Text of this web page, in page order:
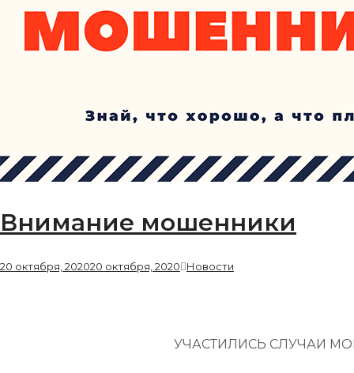
Внимание мошенники
20 октября, 202020 октября, 2020 Новости
УЧАСТИЛИСЬ СЛУЧАИ